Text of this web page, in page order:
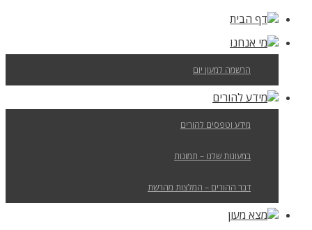
דף הבית
מי אנחנו
הרשמה למעון יום
מידע להורים
מידע וטפסים להורים
במעונות שלנו – תמונות
דבר ההורים – המלצות מהרשת
מצא מעון